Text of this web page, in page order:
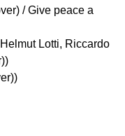
) /Give peace a
Helmut Lotti, Riccardo
))
))